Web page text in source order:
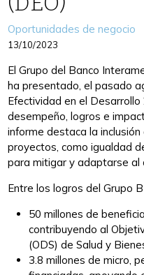
Categories
Oportunidades de negocio
13/10/2023
El Grupo del Banco
ha presentado, el pasado
Efectividad en el
desempeño, logros e
informe destaca la
proyectos, como igualdad
para mitigar y adaptarse al
Entre los logros del Grupo
50 millones de
contribuyendo al
(ODS) de Salud y
3.8 millones de micro,